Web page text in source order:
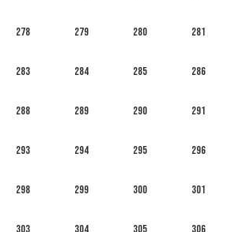
278 279 280 281
283 284 285 286
288 289 290 291
293 294 295 296
298 299 300 301
303 304 305 306